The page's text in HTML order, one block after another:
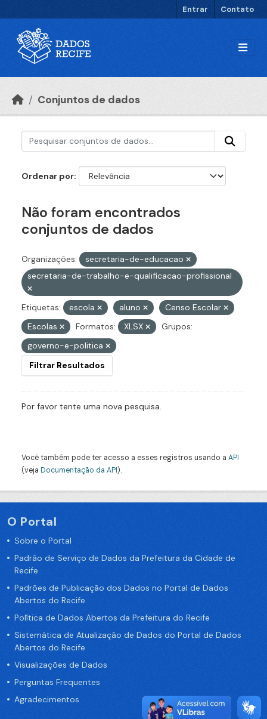
Entrar Contato
Conjuntos de dados
Ordenar por
Não foram encontrados
conjuntos de dados
Organizações:
secretaria-de-educacao
secretaria-de-trabalho-e-qualificacao-profissional
Etiquetas: escola aluno
Censo Escolar
Escolas
Formatos: XLSX
Grupos:
governo-e-politica
Filtrar Resultados
Por favor tente uma nova pesquisa.
Você também pode ter acesso a esses registros usando a API
(veja Documentação da API).
O Portal
Sobre o Portal
Padrão de Serviço de Dados da Prefeitura da Cidade de
Recife
Padrões de Publicação dos Dados no Portal de Dados
Abertos do Recife
Política de Dados Abertos da Prefeitura do Recife
Sistemática de Atualização de Dados do Portal de Dados
Abertos do Recife
Visualizações de Dados
Perguntas Frequentes
Agradecimentos